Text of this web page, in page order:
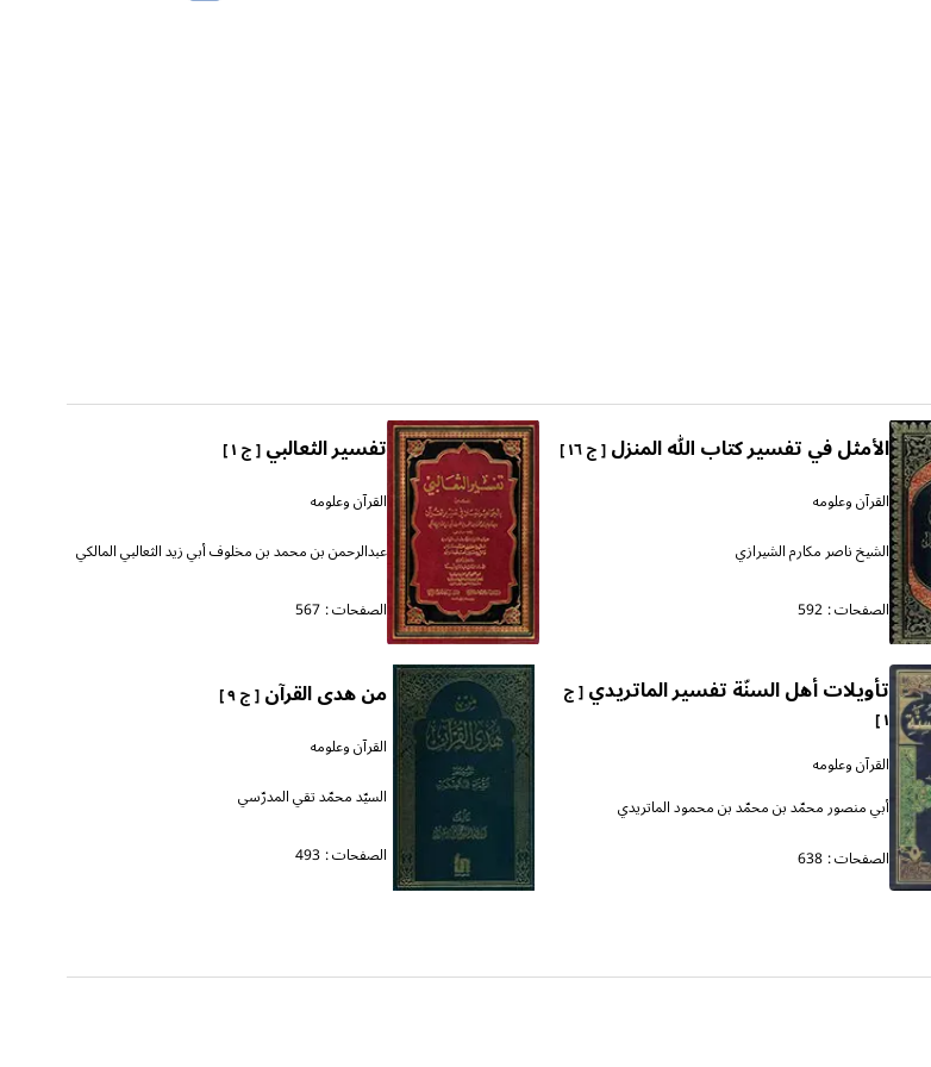
الأمثل في تفسير كتاب الله المنزل[ ج ١٦ ]
القرآن وعلومه
الشيخ ناصر مكارم الشيرازي
الصفحات : 592
تفسير الثعالبي[ ج ١ ]
القرآن وعلومه
عبدالرحمن بن محمد بن مخلوف أبي زيد الثعالبي المالكي
الصفحات : 567
تأويلات أهل السنّة تفسير الماتريدي[ ج
١ ]
القرآن وعلومه
أبي منصور محمّد بن محمّد بن محمود الماتريدي
الصفحات : 638
من هدى القرآن[ ج ٩ ]
القرآن وعلومه
السيّد محمّد تقي المدرّسي
الصفحات : 493